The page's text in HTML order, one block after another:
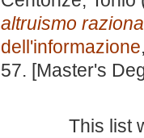
altruismo
dell'informazione
57. [Master's
This list